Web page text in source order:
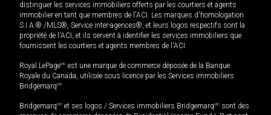
distinguer les services immobiliers offerts par les courtiers et agents
immobilier en tant que membres de l'ACI. Les marques d'homologation
S.I.A.® /MLS®, Service inter-agences®, et leurs logos respectifs sont la
propriété de l'ACI, et ils servent à identifier les services immobiliers que
fournissent les courtiers et agents membres de l'ACI.
Royal LePageMD est une marque de commerce déposée de la Banque
Royale du Canada, utilisée sous licence par les Services immobiliers
BridgemarqMD.
BridgemarqMD et ses logos / Services immobiliers BridgemarqMD sont des